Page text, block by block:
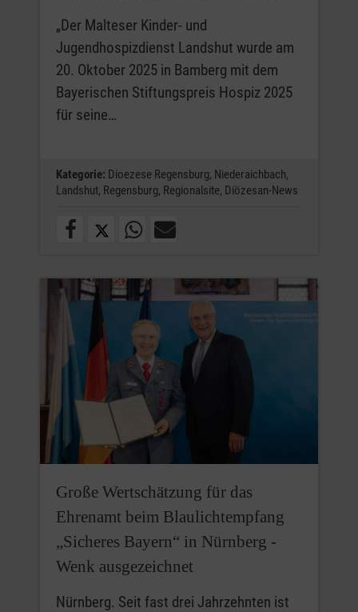
„Der Malteser Kinder- und
Jugendhospizdienst Landshut wurde am
20. Oktober 2025 in Bamberg mit dem
Bayerischen Stiftungspreis Hospiz 2025
für seine…
Kategorie: Dioezese Regensburg, Niederaichbach,
Landshut, Regensburg, Regionalsite, Diözesan-News
Große Wertschätzung für das
Ehrenamt beim Blaulichtempfang
„Sicheres Bayern“ in Nürnberg -
Wenk ausgezeichnet
Nürnberg. Seit fast drei Jahrzehnten ist